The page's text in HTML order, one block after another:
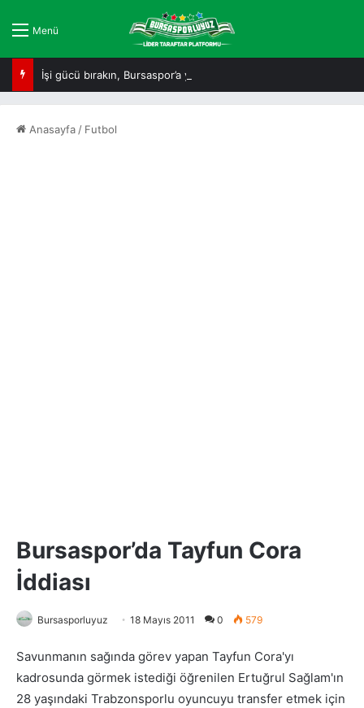
Menü
İşi gücü bırakın, Bursaspor’a yakından bakın!
Anasayfa / Futbol
Bursaspor’da Tayfun Cora
İddiası
Bursasporluyuz 18 Mayıs 2011 0 579
Savunmanın sağında görev yapan Tayfun Cora'yı
kadrosunda görmek istediği öğrenilen Ertuğrul Sağlam'ın
28 yaşındaki Trabzonsporlu oyuncuyu transfer etmek için